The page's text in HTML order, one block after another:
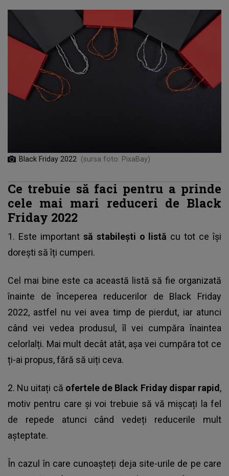
Black Friday 2022 (sursa foto: PixaBay)
Ce trebuie să faci pentru a prinde
cele mai mari reduceri de Black
Friday 2022
1. Este important să stabilești o listă cu tot ce își
dorești să îți cumperi.
Cel mai bine este ca această listă să fie organizată
înainte de începerea reducerilor de Black Friday
2022, astfel nu vei avea timp de pierdut, iar atunci
când vei vedea produsul, îl vei cumpăra înaintea
celorlalți. Mai mult decât atât, așa vei cumpăra tot ce
ți-ai propus, fără să uiți ceva.
2. Nu uitați că ofertele de Black Friday dispar rapid,
motiv pentru care și voi trebuie să vă mișcați la fel
de repede atunci când vedeți reducerile mult
așteptate.
În cazul în care cunoașteți deja site-urile de pe care